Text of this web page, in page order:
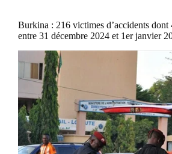
Burkina : 216 victimes d’accidents dont
entre 31 décembre 2024 et 1er janvier